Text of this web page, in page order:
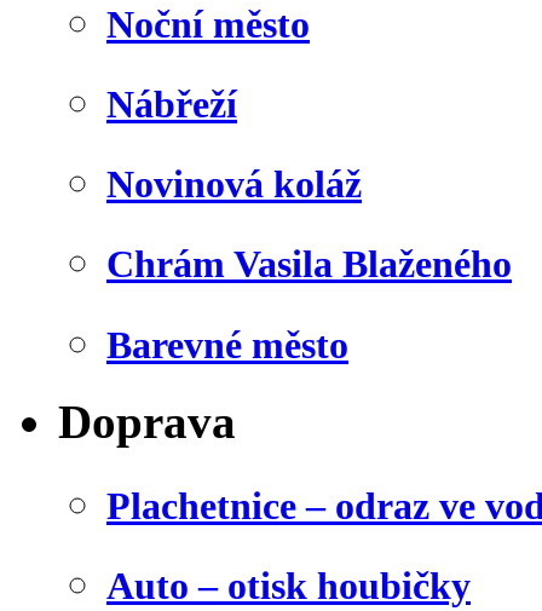
Noční město
Nábřeží
Novinová koláž
Chrám Vasila Blaženého
Barevné město
Doprava
Plachetnice – odraz ve
Auto – otisk houbičky